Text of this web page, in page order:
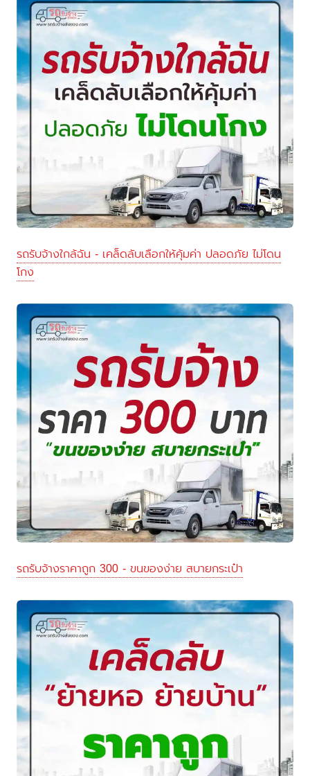
รถรับจ้างใกล้ฉัน - เคล็ดลับเลือกให้คุ้มค่า ปลอดภัย ไม่โดน
โกง
รถรับจ้างราคาถูก 300 - ขนของง่าย สบายกระเป๋า